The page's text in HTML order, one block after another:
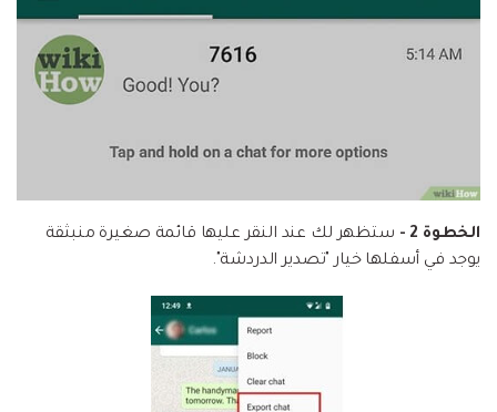
الخطوة 2 -
ستظهر لك عند النقر عليها قائمة صغيرة منبثقة
يوجد في أسفلها خيار "تصدير الدردشة".